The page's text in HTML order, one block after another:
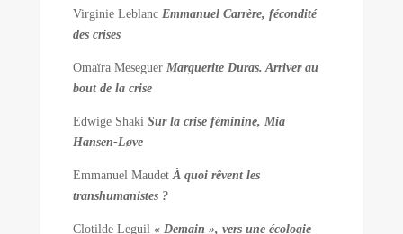
Virginie Leblanc Emmanuel Carrère, fécondité
des crises
Omaïra Meseguer Marguerite Duras. Arriver au
bout de la crise
Edwige Shaki Sur la crise féminine, Mia
Hansen-Løve
Emmanuel MaudetÀ quoi rêvent les
transhumanistes ?
Clotilde Leguil « Demain », vers une écologie